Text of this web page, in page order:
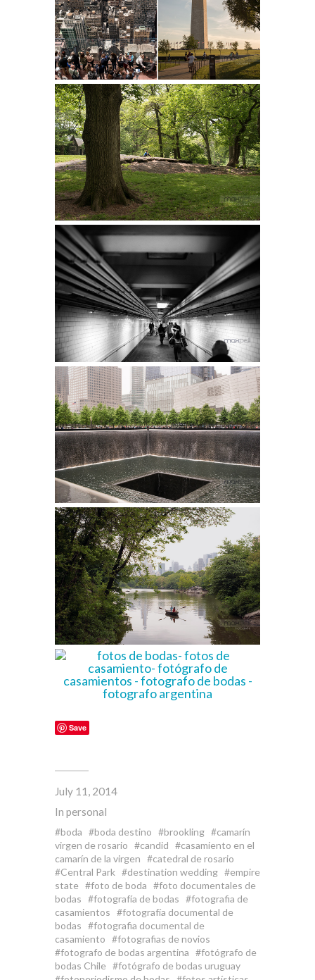
Save
July 11, 2014
In personal
boda boda destino brookling
camarín
virgen de rosario
candid
casamiento en el
camarín de la virgen
catedral de rosario
Central Park
destination wedding
empire
state
foto de boda
foto documentales de
bodas
fotografía de bodas
fotografia de
casamientos
fotografía documental de
bodas
fotografia documental de
casamiento
fotografias de novios
fotografo de bodas argentina
fotógrafo de
bodas Chile
fotógrafo de bodas uruguay